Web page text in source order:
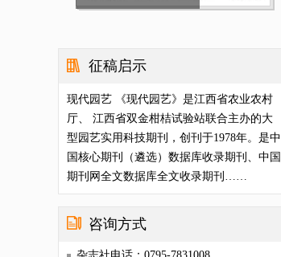
征稿启示
现代园艺 《现代园艺》是江西省农业农村
厅、 江西省双金柑桔试验站联合主办的大
型园艺实用科技期刊，创刊于1978年。是中
国核心期刊（遴选）数据库收录期刊、中国
期刊网全文数据库全文收录期刊……
咨询方式